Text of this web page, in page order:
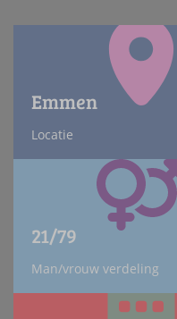
Emmen
Locatie
21/79
Man/vrouw verdeling